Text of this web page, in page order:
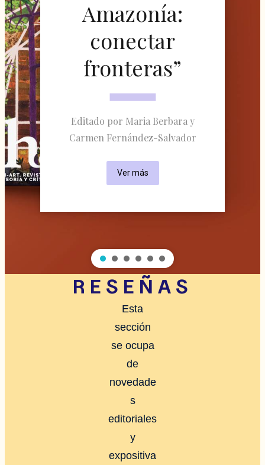
Amazonía:
conectar
fronteras”
Editado por Maria Berbara y
Carmen Fernández-Salvador
Ver más
RESEÑAS
Esta
sección
se ocupa
de
novedade
s
editoriales
y
expositiva